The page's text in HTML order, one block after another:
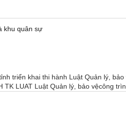
khu quân sự
triển khai thi hành Luật Quản lý,
LUAT Luật Quản lý, bảo vệcông